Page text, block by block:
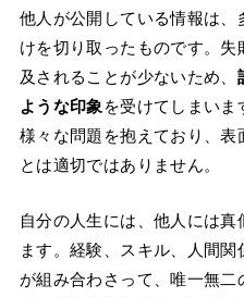
他人が公開している情報は
けを切り取ったものです。
及されることが少ないため、
ような印象 を受けてしまい
様々な問題を抱えており、表
とは適切ではありません。
自分の人生には、他人には
ます。経験、スキル、人間
が組み合わさって、唯一無